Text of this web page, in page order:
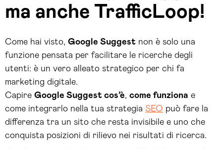
ma anche TrafficLoop!
Come hai visto, Google Suggest non è solo una
funzione pensata per facilitare le ricerche degli
utenti: è un vero alleato strategico per chi fa
marketing digitale.
Capire Google Suggest cos’è, come funziona e
come integrarlo nella tua strategia SEO può fare la
differenza tra un sito che resta invisibile e uno che
conquista posizioni di rilievo nei risultati di ricerca.